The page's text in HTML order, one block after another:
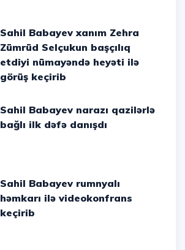
Sahil Babayev xanım Zehra
Zümrüd Selçukun başçılıq
etdiyi nümayəndə heyəti ilə
görüş keçirib
Sahil Babayev narazı qazilərlə
bağlı ilk dəfə danışdı
Sahil Babayev rumnyalı
həmkarı ilə videokonfrans
keçirib